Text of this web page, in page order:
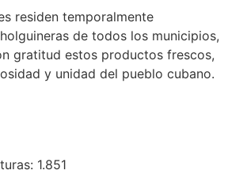
residen temporalmente
de todos los municipios,
gratitud estos productos frescos,
y unidad del pueblo cubano.
1.851